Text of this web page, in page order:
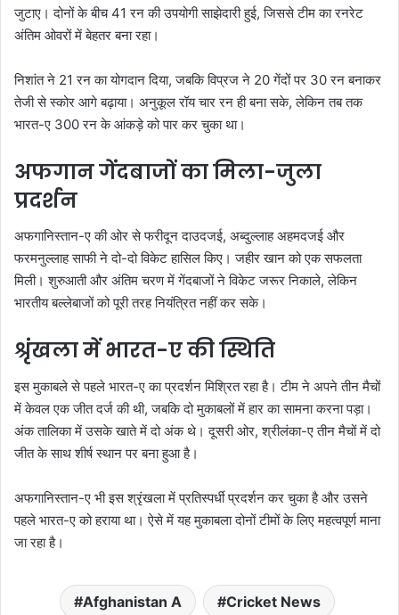
जुटाए। दोनों के बीच 41 रन की उपयोगी साझेदारी हुई, जिससे टीम का रनरेट
अंतिम ओवरों में बेहतर बना रहा।
निशांत ने 21 रन का योगदान दिया, जबकि विप्रज ने 20 गेंदों पर 30 रन बनाकर
तेजी से स्कोर आगे बढ़ाया। अनुकूल रॉय चार रन ही बना सके, लेकिन तब तक
भारत-ए 300 रन के आंकड़े को पार कर चुका था।
अफगान गेंदबाजों का मिला-जुला
प्रदर्शन
अफगानिस्तान-ए की ओर से फरीदून दाउदजई, अब्दुल्लाह अहमदजई और
फरमनुल्लाह साफी ने दो-दो विकेट हासिल किए। जहीर खान को एक सफलता
मिली। शुरुआती और अंतिम चरण में गेंदबाजों ने विकेट जरूर निकाले, लेकिन
भारतीय बल्लेबाजों को पूरी तरह नियंत्रित नहीं कर सके।
श्रृंखला में भारत-ए की स्थिति
इस मुकाबले से पहले भारत-ए का प्रदर्शन मिश्रित रहा है। टीम ने अपने तीन मैचों
में केवल एक जीत दर्ज की थी, जबकि दो मुकाबलों में हार का सामना करना पड़ा।
अंक तालिका में उसके खाते में दो अंक थे। दूसरी ओर, श्रीलंका-ए तीन मैचों में दो
जीत के साथ शीर्ष स्थान पर बना हुआ है।
अफगानिस्तान-ए भी इस श्रृंखला में प्रतिस्पर्धी प्रदर्शन कर चुका है और उसने
पहले भारत-ए को हराया था। ऐसे में यह मुकाबला दोनों टीमों के लिए महत्वपूर्ण माना
जा रहा है।
Afghanistan A Cricket News